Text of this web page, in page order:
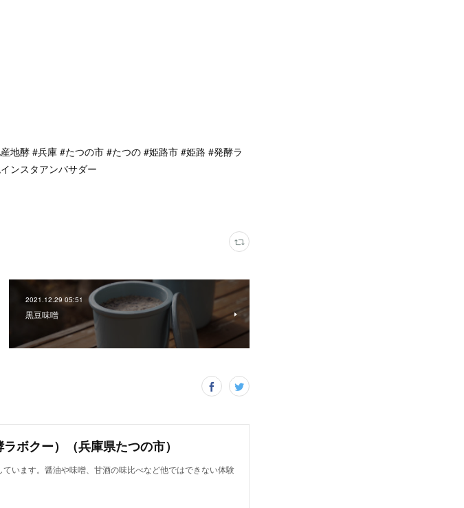
地酵 #兵庫 #たつの市 #たつの #姫路市 #姫路 #発酵ラ
ンスタアンバサダー
2021.12.29 05:51
黒豆味噌
ボクー）（兵庫県たつの市）
います。醤油や味噌、甘酒の味比べなど他ではできない体験